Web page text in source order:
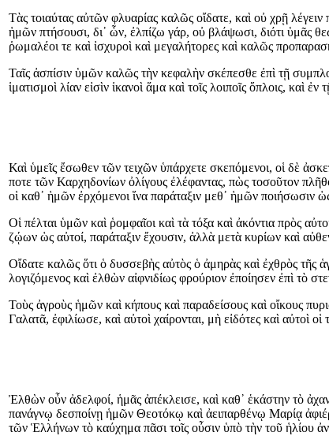
Τὰς τοιαύτας αὐτῶν φλυαρίας καλῶς οἴδατε, καὶ οὐ χρῇ
ἡμῶν πτήσουσι, δι᾿ ὧν, ἐλπίζω γάρ, οὐ βλάψωσι, διότι ὑμᾶς
ῥωμαλέοι τε καὶ ἰσχυροὶ καὶ μεγαλήτορες καὶ καλῶς
Ταῖς ἀσπίσιν ὑμῶν καλῶς τὴν κεφαλὴν σκέπεσθε ἐπὶ τῇ
ἱματισμοὶ λίαν εἰσὶν ἱκανοὶ ἅμα καὶ τοῖς λοιποῖς ὅπλοις, καὶ
Καὶ ὑμεῖς ἔσωθεν τῶν τειχῶν ὑπάρχετε σκεπόμενοι, οἱ δὲ
ποτε τῶν Καρχηδονίων ὀλίγους ἐλέφαντας, πὼς τοσοῦτον
οἱ καθ᾿ ἡμῶν ἐρχόμενοι ἵνα παράταξιν μεθ᾿ ἡμῶν ποιήσωσιν
Οἱ πέλται ὑμῶν καὶ ῥομφαῖοι καὶ τὰ τόξα καὶ ἀκόντια πρὸς
ζῴων ὡς αὐτοί, παράταξιν ἔχουσιν, ἀλλὰ μετὰ κυρίων καὶ
Οἴδατε καλῶς ὅτι ὁ δυσσεβὴς αὐτὸς ὁ ἀμηρὰς καὶ ἐχθρὸς τῆς
λογιζόμενος καὶ ἐλθὼν αἰφνιδίως φρούριον ἐποίησεν ἐπὶ τὸ
Τοὺς ἀγροὺς ἡμῶν καὶ κήπους καὶ παραδείσους καὶ οἴκους
Γαλατᾶ, ἐφιλίωσε, καὶ αὐτοὶ χαίρονται, μὴ εἰδότες καὶ αὐτοὶ
Ἐλθὼν οὖν ἀδελφοί, ἡμᾶς ἀπέκλεισε, καὶ καθ᾿ ἑκάστην τὸ
πανάγνῳ δεσποίνῃ ἡμῶν Θεοτόκῳ καὶ ἀειπαρθένῳ Μαρίᾳ
τῶν Ἑλλήνων τὸ καύχημα πᾶσι τοῖς οὖσιν ὑπὸ τὴν τοῦ ἡλίου